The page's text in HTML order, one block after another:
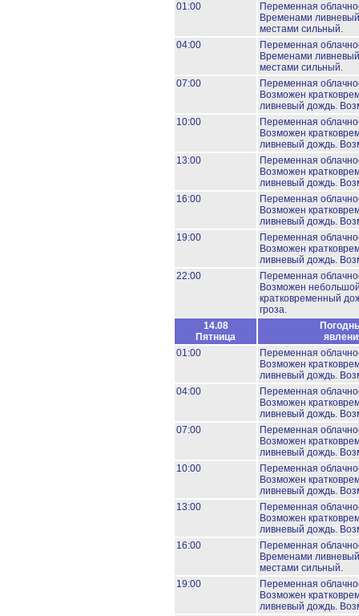
01:00
Переменная
Временами
местами сильный.
04:00
Переменная
Временами
местами сильный.
07:00
Переменная
Возможен
ливневый дождь.
10:00
Переменная
Возможен
ливневый дождь.
13:00
Переменная
Возможен
ливневый дождь.
16:00
Переменная
Возможен
ливневый дождь.
19:00
Переменная
Возможен
ливневый дождь.
22:00
Переменная
Возможен
кратковременный
гроза.
14.08
Пятница
01:00
Переменная
Возможен
ливневый дождь.
04:00
Переменная
Возможен
ливневый дождь.
07:00
Переменная
Возможен
ливневый дождь.
10:00
Переменная
Возможен
ливневый дождь.
13:00
Переменная
Возможен
ливневый дождь.
16:00
Переменная
Временами
местами сильный.
19:00
Переменная
Возможен
ливневый дождь.